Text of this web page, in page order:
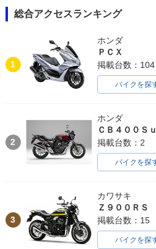
総合アクセスランキング
1
ホンダ
ＰＣＸ
掲載台数：104
バイクを探
2
ホンダ
掲載台数：2
バイクを探
3
カワサキ
Ｚ９００ＲＳ
掲載台数：15
バイクを探